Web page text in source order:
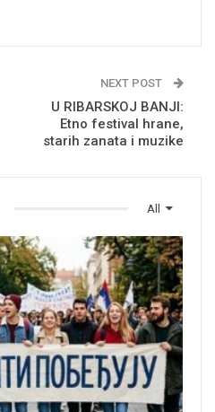
NEXT POST
U RIBARSKOJ BANJI:
Etno festival hrane,
starih zanata i muzike
All